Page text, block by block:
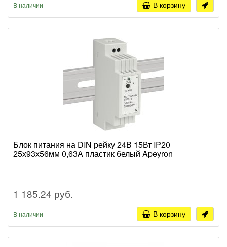
В наличии В корзину
Блок питания на DIN рейку 24В 15Вт IP20
25х93х56мм 0,63А пластик белый Apeyron
1 185.24 руб.
В наличии В корзину